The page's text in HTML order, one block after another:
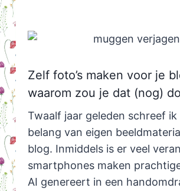
Zelf foto’s maken voor je
waarom zou je dat (nog)
Twaalf jaar geleden schreef
belang van eigen
blog. Inmiddels is er veel
smartphones maken
AI genereert in een